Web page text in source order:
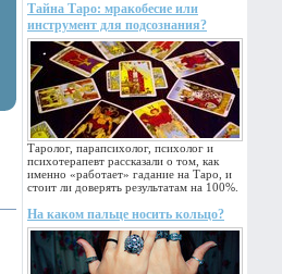
Тайна Таро: мракобесие или
инструмент для подсознания?
Таролог, парапсихолог, психолог и
психотерапевт рассказали о том, как
именно «работает» гадание на Таро, и
стоит ли доверять результатам на 100%.
На каком пальце носить кольцо?